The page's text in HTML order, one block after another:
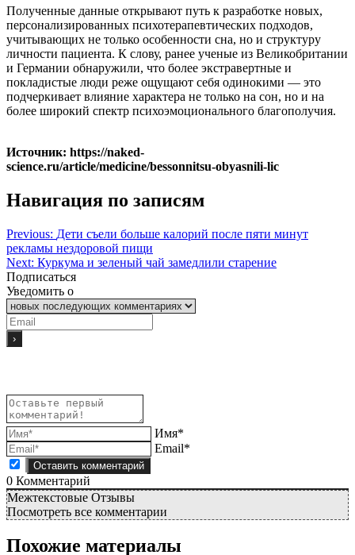
Полученные данные открывают путь к разработке новых,
персонализированных психотерапевтических подходов,
учитывающих не только особенности сна, но и структуру
личности пациента. К слову, ранее ученые из Великобритании
и Германии обнаружили, что более экстравертные и
покладистые люди реже ощущают себя одинокими — это
подчеркивает влияние характера не только на сон, но и на
более широкий спектр психоэмоционального благополучия.
Источник: https://naked-
science.ru/article/medicine/bessonnitsu-obyasnili-lic
Навигация по записям
Previous: Дети съели больше калорий после пяти минут
рекламы нездоровой пищи
Next: Куркума и зеленый чай замедлили старение
Подписаться
Уведомить о
Имя*
Email*
0 Комментарий
Межтекстовые Отзывы
Посмотреть все комментарии
Похожие материалы